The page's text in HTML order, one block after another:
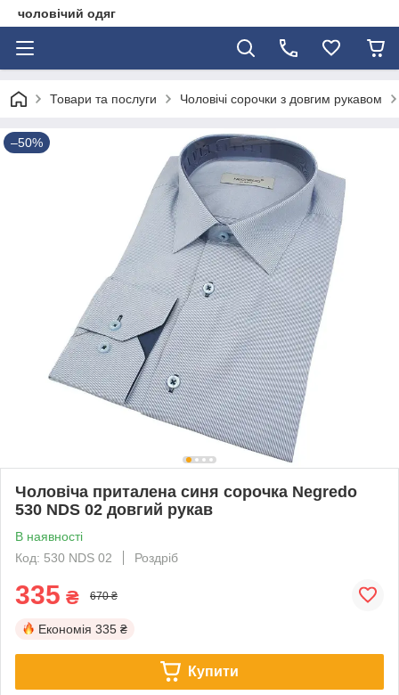
чоловічий одяг
Товари та послуги Чоловічі сорочки з довгим рукавом
–50%
Чоловіча приталена синя сорочка Negredo
530 NDS 02 довгий рукав
В наявності
Код: 530 NDS 02
Роздріб
335 ₴ 670 ₴
Економія 335 ₴
Купити